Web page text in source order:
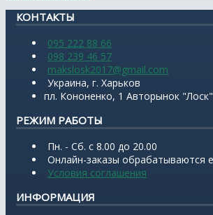
КОНТАКТЫ
095 222 88 66
098 239 46 57
makslosk2017@gmail.com
Украина, г. Харьков
пл. Кононенко, 1 Авторынок "Лоск"
РЕЖИМ РАБОТЫ
Пн. - Сб. с 8.00 до 20.00
Онлайн-заказы обрабатываются
Условия соглашения
ИНФОРМАЦИЯ